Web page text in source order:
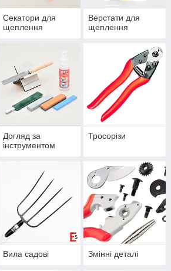
Секатори для
щеплення
Верстати для
щеплення
Догляд за
інструментом
Тросорізи
Вила садові Змінні деталі